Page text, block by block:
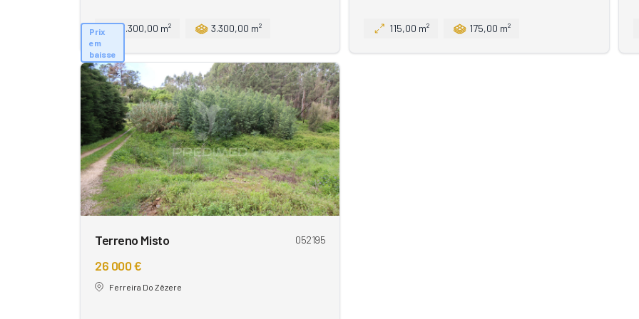
3.300,00 m² 3.300,00 m² 115,00 m² 175,00 m²
Prix
em
baisse
Terreno Misto 052195
26 000 €
Ferreira Do Zêzere